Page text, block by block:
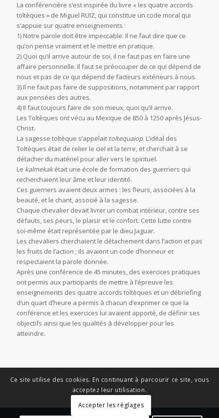
La conférencière s’est inspirée du livre « les quatre accords
toltèques » de Miguel RUIZ, qui constitue un code moral qui
s’appuie sur quatre enseignements :
1) Notre parole doit être impeccable. Il ne faut dire que ce
qu’on pense vraiment et le mettre en pratique.
2) Quoi qu’il arrive autour de soi, il ne faut pas en faire une
affaire personnelle. Il faut se préoccuper de ce qui dépend de
nous et pas de ce qui dépend de facteurs extérieurs à nous.
3) Il ne faut pas faire de suppositions, notamment par rapport
aux pensées des autres.
4) Il faut toujours faire de son mieux, quoi qu’il arrive.
Les Toltèques ont vécu au Mexique de 850 à 1250 après Jésus-
Christ.
La sagesse toltèque s’appelait toltequaiop. L’idéal des
Toltèques était de relier le ciel et la terre, et cherchait à se
détacher du matériel pour aller vers le spirituel.
Le kalmekakétait une école de formation des guerriers qui
recherchaient leur âme et leur identité.
Ces guerriers avaient deux armes : les fleurs, associées à la
beauté, et le chant, associé à la sagesse.
Chaque chevalier devait livrer un combat intérieur, contre ses
défauts, ses peurs, le plaisir et le confort. Cette lutte contre
soi-même était représentée par le dieu Jaguar.
Les chevaliers cherchaient le détachement dans l’action et pas
les fruits de l’action ; ils avaient un code d’honneur et
respectaient la parole donnée.
Après une conférence de 45 minutes, des exercices pratiques
ont permis aux participants de mettre à l’épreuve les
enseignements des quatre accords toltèques et un débriefing
d’un quart d’heure a permis à chacun d’exprimer ce que la
conférence et les exercices lui avaient apporté, de définir ses
objectifs ainsi que les qualités à développer pour les
atteindre.
Ce site utilise des cookies. En continuant à parcourir ce site, vous
acceptez leur utilisation.
Accepter les réglages